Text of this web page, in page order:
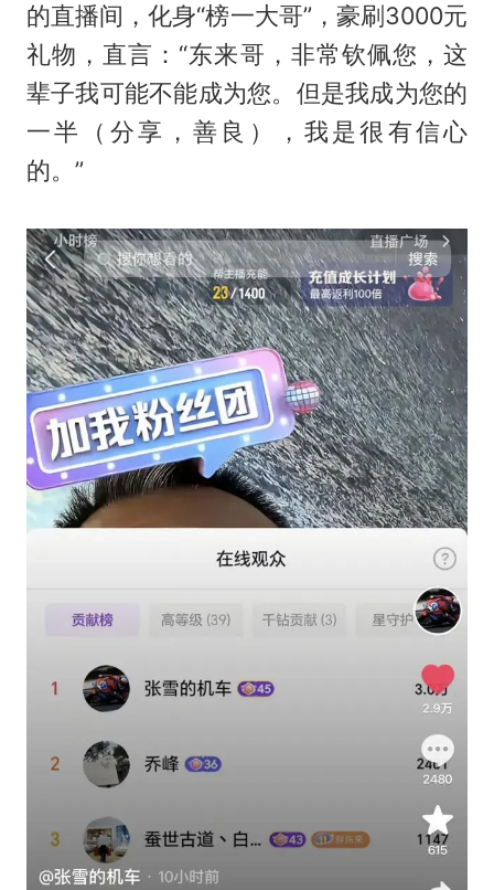
的直播间，化身“榜一大哥”，豪刷3000元
礼物，直言：“东来哥，非常钦佩您，这
辈子我可能不能成为您。但是我成为您的
一半（分享，善良），我是很有信心
的。”